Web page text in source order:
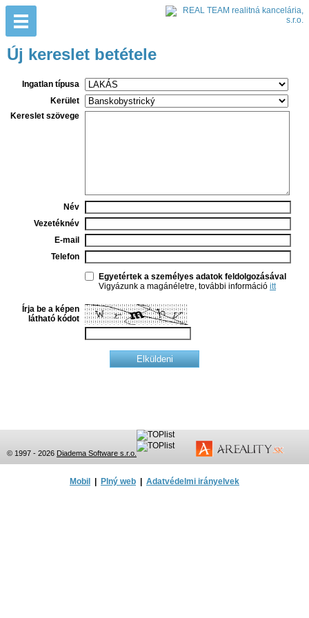
Új kereslet betétele
Ingatlan típusa
Kerület
Kereslet szövege
Név
Vezetéknév
E-mail
Telefon
Egyetértek a személyes adatok feldolgozásával
Vigyázunk a magánéletre, további információ itt
Írja be a képen
látható kódot
© 1997 - 2026 Diadema Software s.r.o.
Mobil Plný web Adatvédelmi irányelvek